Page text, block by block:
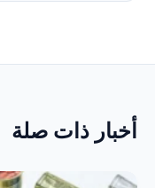
أخبار ذات صلة